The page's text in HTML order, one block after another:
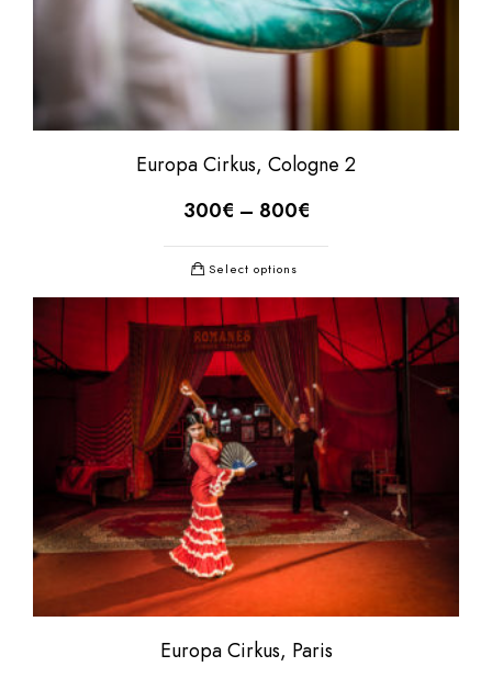
Europa Cirkus, Cologne 2
300€ – 800€
Select options
Europa Cirkus, Paris